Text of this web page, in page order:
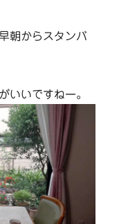
朝からスタンバ
いいですねー。